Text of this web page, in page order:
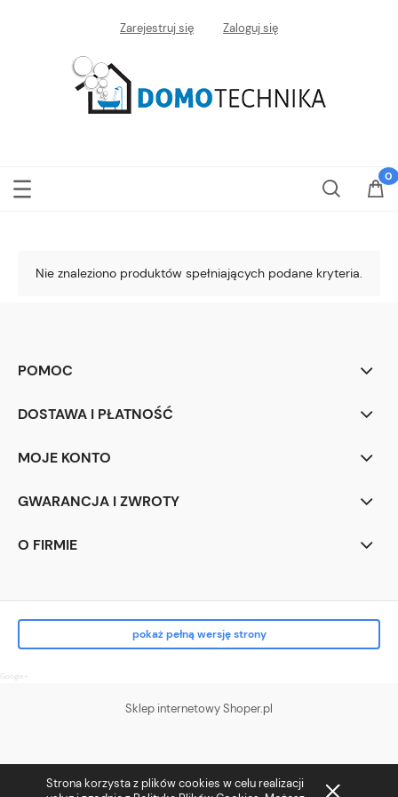
Strona korzysta z plików cookies w celu realizacji
Zarejestruj się Zaloguj się
Nie znaleziono produktów spełniających podane kryteria.
POMOC
DOSTAWA I PŁATNOŚĆ
MOJE KONTO
GWARANCJA I ZWROTY
O FIRMIE
pokaż pełną wersję strony
Google+
Sklep internetowy Shoper.pl